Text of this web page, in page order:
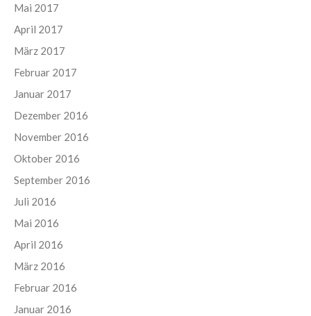
Mai 2017
April 2017
März 2017
Februar 2017
Januar 2017
Dezember 2016
November 2016
Oktober 2016
September 2016
Juli 2016
Mai 2016
April 2016
März 2016
Februar 2016
Januar 2016